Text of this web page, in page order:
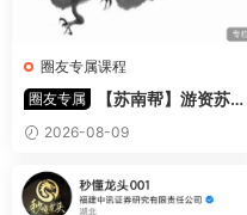
圈友专属课程
圈友专属
【苏南帮】游资苏南
帮资金情绪模式-强势股 视频
44文件
2026-08-09